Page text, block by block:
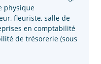
physique
fleuriste, salle de
en comptabilité
de trésorerie (sous